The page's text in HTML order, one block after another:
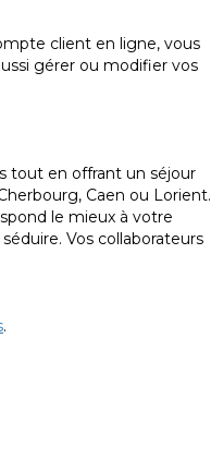
client en ligne, vous
gérer ou modifier vos
tout en offrant un séjour
Caen ou Lorient.
le mieux à votre
Vos collaborateurs
.